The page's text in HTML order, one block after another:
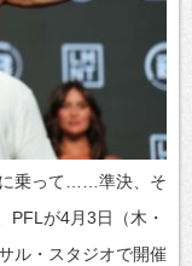
に乗って……準決、そ
PFLが4月3日（木・
ル・スタジオで開催